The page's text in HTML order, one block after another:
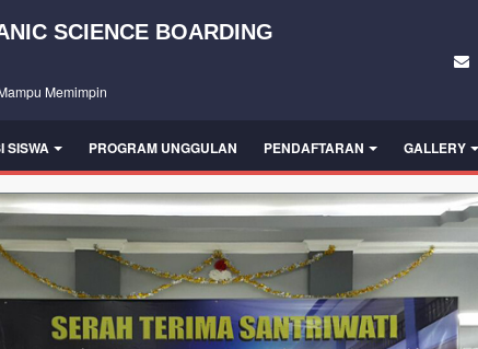
SCIENCE BOARDING
Memimpin
SISWA PROGRAM UNGGULAN PENDAFTARAN GALLERY